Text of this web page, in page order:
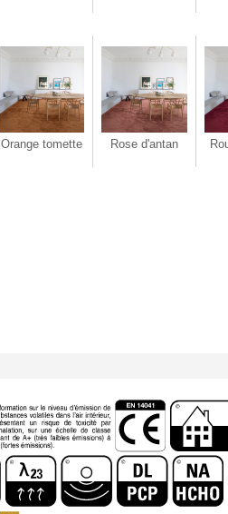
Orange tomette Rose d'antan